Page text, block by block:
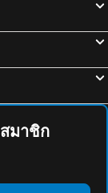
มาชิก